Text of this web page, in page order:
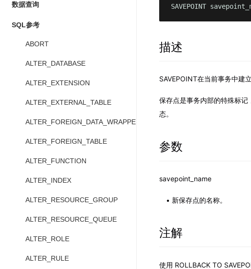
数据查询
SQL参考
ABORT
ALTER_DATABASE
ALTER_EXTENSION
ALTER_EXTERNAL_TABLE
ALTER_FOREIGN_DATA_WRAPPER
ALTER_FOREIGN_TABLE
ALTER_FUNCTION
ALTER_INDEX
ALTER_RESOURCE_GROUP
ALTER_RESOURCE_QUEUE
ALTER_ROLE
ALTER_RULE
SAVEPOINT
描述
SAVEPOINT在当前事务中建
保存点是事务内部的特殊标
态。
参数
savepoint_name
新保存点的名称。
注解
使用 ROLLBACK TO